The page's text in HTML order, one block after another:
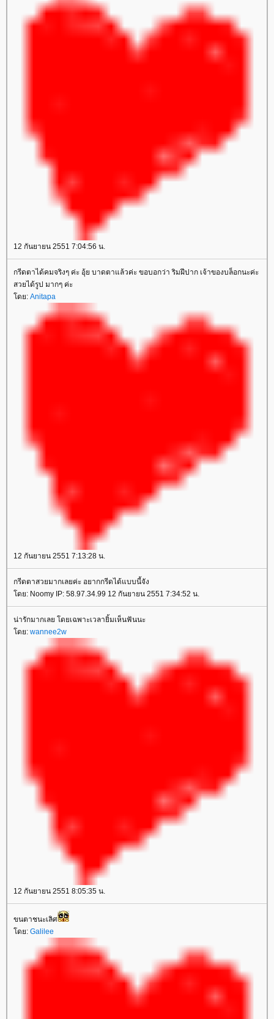
12 กันยายน 2551 7:04:56 น.
กรีดตาได้คมจริงๆ ค่ะ อุ้ย บาดตาแล้วค่ะ ขอบอกว่า ริมฝีปาก เจ้าของบล็อกนะค่ะ
สวยได้รูป มากๆ ค่ะ
ดย: Anitapa
12 กันยายน 2551 7:13:28 น.
กรีดตาสวยมากเลยค่ะ อยากกรีดได้แบบนี้จัง
ดย: Noomy IP: 58.97.34.99 12 กันยายน 2551 7:34:52 น.
น่ารักมากเลย โดยเฉพาะเวลายิ้มเห็นฟันนะ
ดย: wannee2w
12 กันยายน 2551 8:05:35 น.
ขนตาชนะเลิศ
ดย: Galilee